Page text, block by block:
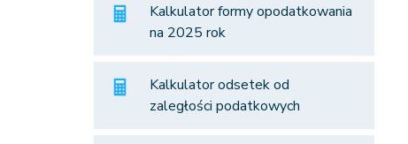
Kalkulator formy opodatkowania
na 2025 rok
Kalkulator odsetek od
zaległości podatkowych